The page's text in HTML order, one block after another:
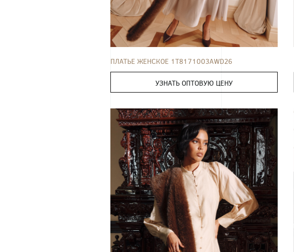
ПЛАТЬЕ 42 44 46 48 50 52
ПЛАТЬЕ ЖЕНСКОЕ 1T8171003AWD26
УЗНАТЬ ОПТОВУЮ ЦЕНУ